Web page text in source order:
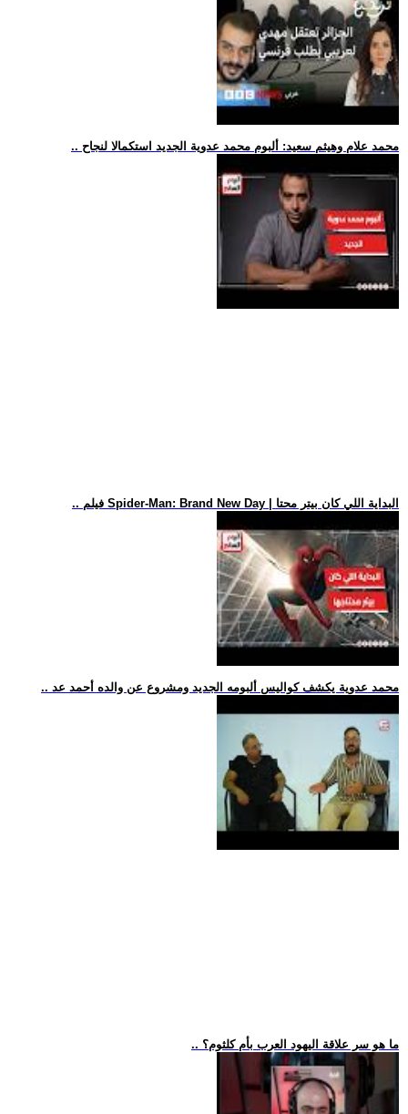
.. محمد علام وهيثم سعيد: ألبوم محمد عدوية الجديد استكمالا لنجاح
.. فيلم Spider-Man: Brand New Day | البداية اللي كان بيتر محتا
.. محمد عدوية يكشف كواليس ألبومه الجديد ومشروع عن والده أحمد عد
.. ما هو سر علاقة اليهود العرب بأم كلثوم؟